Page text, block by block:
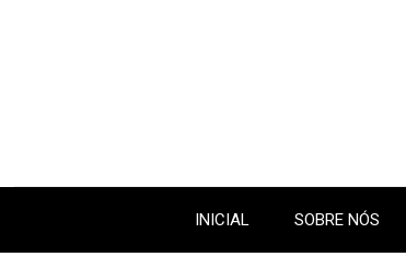
INICIAL SOBRE NÓS